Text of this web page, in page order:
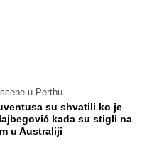
u Perthu
su shvatili ko je
kada su stigli na
u Australiji